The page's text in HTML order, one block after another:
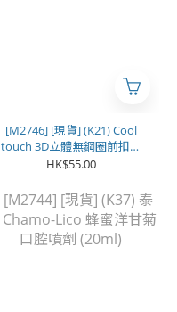
[M2746] [現貨] (K21) Cool
touch 3D立體無鋼圈前扣舒
適 Bra
HK$55.00